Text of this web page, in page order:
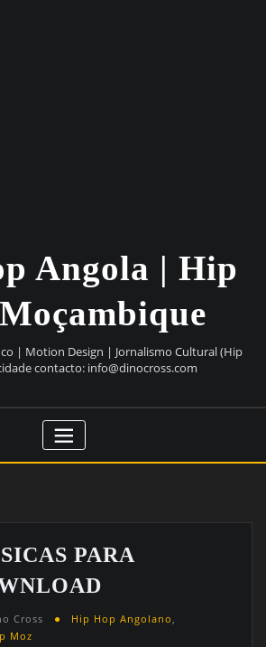
Angola | Hip
| Motion Design | Jornalismo Cultural (Hip
contacto: info@dinocross.com
PARA
Cross Hip Hop Angolano ,
Moz